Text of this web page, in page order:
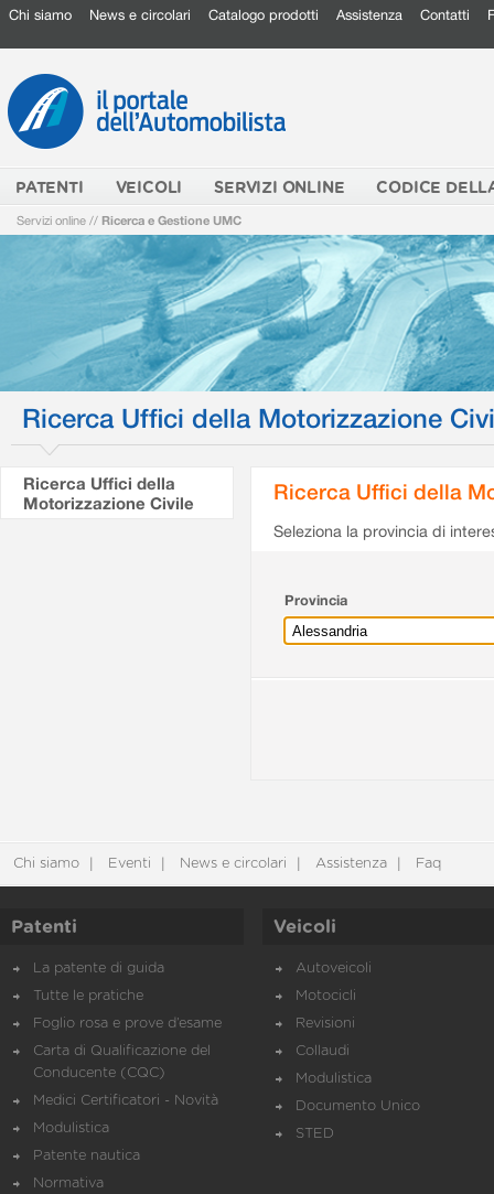
Chi siamo News e circolari Catalogo prodotti Assistenza Contatti
PATENTI VEICOLI SERVIZI ONLINE CODICE
Servizi online // Ricerca e Gestione UMC
Ricerca Uffici della Motorizzazione
Ricerca Uffici della
Motorizzazione Civile
Ricerca Uffici della
Seleziona la provincia di
Provincia
Chi siamo Eventi News e circolari Assistenza Faq
Patenti
La patente di guida
Tutte le pratiche
Foglio rosa e prove d’esame
Carta di Qualificazione del
Conducente (CQC)
Medici Certificatori - Novità
Modulistica
Patente nautica
Normativa
Veicoli
Autoveicoli
Motocicli
Revisioni
Collaudi
Modulistica
Documento Unico
STED